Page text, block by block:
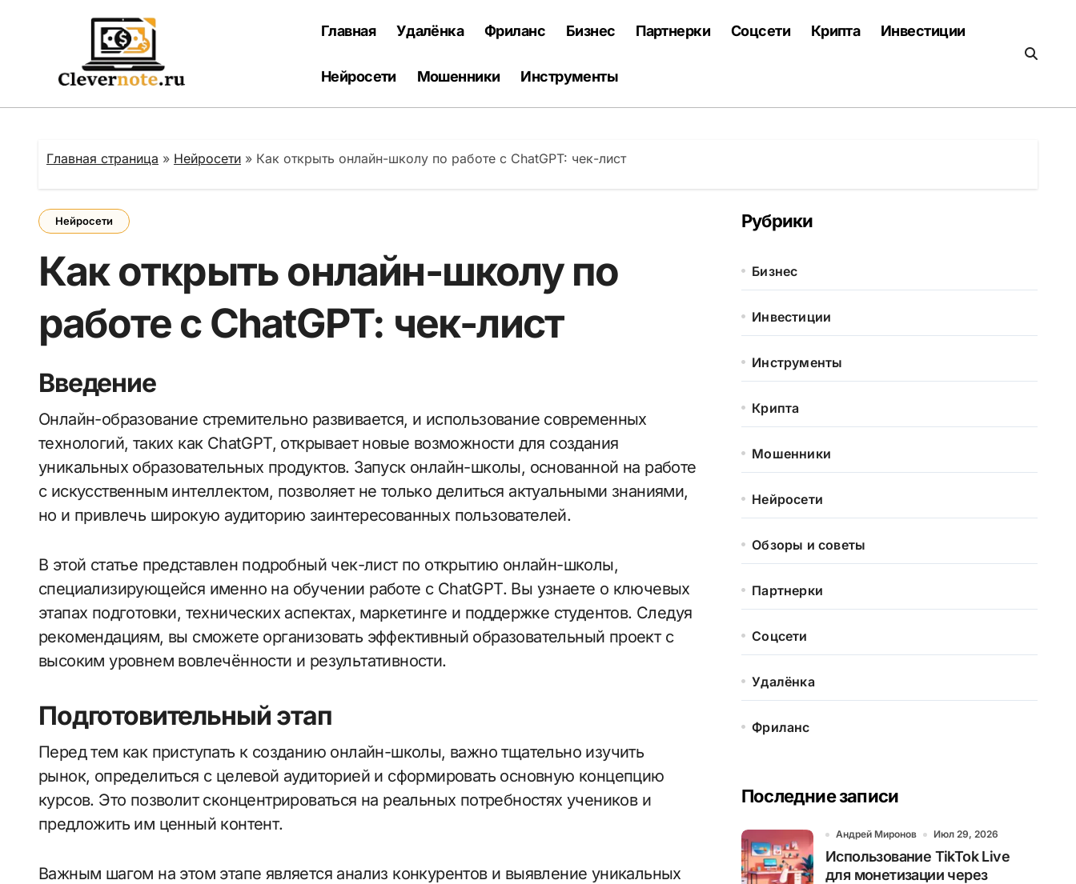
Главная Удалёнка Фриланс Бизнес Партнерки Соцсети Крипта Инвестиции
Нейросети Мошенники Инструменты
Главная страница » Нейросети » Как открыть онлайн-школу по работе с ChatGPT: чек-лист
Нейросети
Как открыть онлайн-школу по
работе с ChatGPT: чек-лист
Введение
Онлайн-образование стремительно развивается, и использование современных
технологий, таких как ChatGPT, открывает новые возможности для создания
уникальных образовательных продуктов. Запуск онлайн-школы, основанной на работе
с искусственным интеллектом, позволяет не только делиться актуальными знаниями,
но и привлечь широкую аудиторию заинтересованных пользователей.
В этой статье представлен подробный чек-лист по открытию онлайн-школы,
специализирующейся именно на обучении работе с ChatGPT. Вы узнаете о ключевых
этапах подготовки, технических аспектах, маркетинге и поддержке студентов. Следуя
рекомендациям, вы сможете организовать эффективный образовательный проект с
высоким уровнем вовлечённости и результативности.
Подготовительный этап
Перед тем как приступать к созданию онлайн-школы, важно тщательно изучить
рынок, определиться с целевой аудиторией и сформировать основную концепцию
курсов. Это позволит сконцентрироваться на реальных потребностях учеников и
предложить им ценный контент.
Важным шагом на этом этапе является анализ конкурентов и выявление уникальных
Рубрики
Бизнес
Инвестиции
Инструменты
Крипта
Мошенники
Нейросети
Обзоры и советы
Партнерки
Соцсети
Удалёнка
Фриланс
Последние записи
Андрей Миронов Июл 29, 2026
Использование TikTok Live
для монетизации через